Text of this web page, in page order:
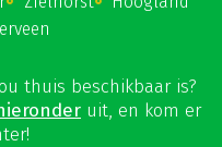
thuis beschikbaar is?
uit, en kom er